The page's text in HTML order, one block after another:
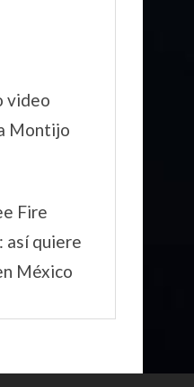
video
Montijo
Fire
así quiere
México